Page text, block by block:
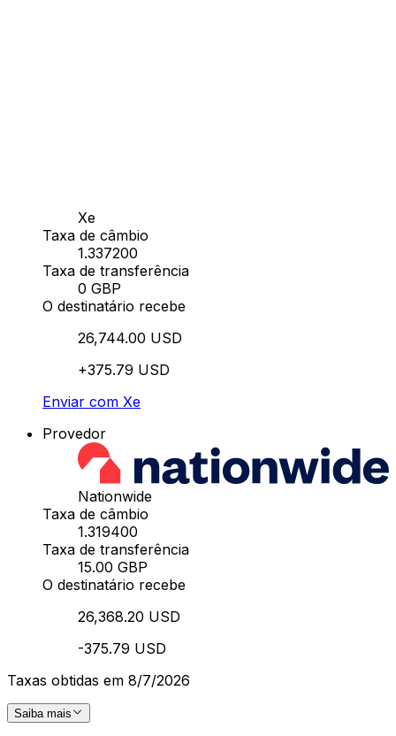
Xe
Taxa de câmbio
1.337200
Taxa de transferência
0 GBP
O destinatário recebe
26,744.00 USD
+375.79 USD
Enviar com Xe
Provedor
Nationwide
Taxa de câmbio
1.319400
Taxa de transferência
15.00 GBP
O destinatário recebe
26,368.20 USD
-375.79 USD
Taxas obtidas em 8/7/2026
Saiba mais